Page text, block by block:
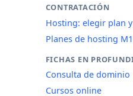
CONTRATACIÓN
Hosting: elegir plan
Planes de hosting
FICHAS EN
Consulta de dominio
Cursos online